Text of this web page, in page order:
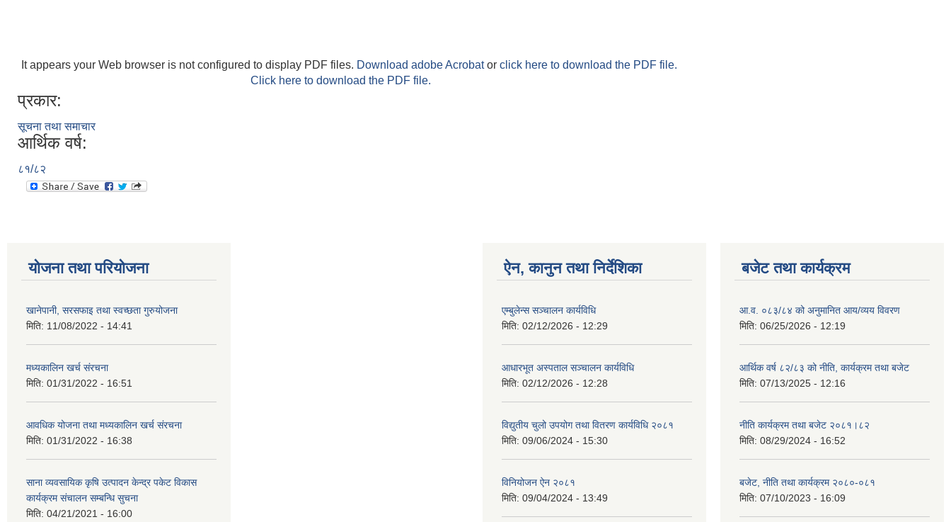
It appears your Web browser is not configured to display PDF files. Download adobe Acrobator click here to download the PDF file.
Click here to download the PDF file.
प्रकार:
सूचना तथा समाचार
आर्थिक वर्ष:
८१/८२
योजना तथा परियोजना
खानेपानी, सरसफाइ तथा स्वच्छता गुरुयोजना
मिति: 11/08/2022 - 14:41
मध्यकालिन खर्च संरचना
मिति: 01/31/2022 - 16:51
आवधिक योजना तथा मध्यकालिन खर्च संरचना
मिति: 01/31/2022 - 16:38
साना व्यवसायिक कृषि उत्पादन केन्द्र पकेट विकास
कार्यक्रम संचालन सम्बन्धि सुचना
मिति: 04/21/2021 - 16:00
ऐन, कानुन तथा निर्देशिका
एम्बुलेन्स सञ्चालन कार्यविधि
मिति: 02/12/2026 - 12:29
आधारभूत अस्पताल सञ्चालन कार्यविधि
मिति: 02/12/2026 - 12:28
विद्युतीय चुलो उपयोग तथा वितरण कार्यविधि २०८१
मिति: 09/06/2024 - 15:30
विनियोजन ऐन २०८१
मिति: 09/04/2024 - 13:49
बजेट तथा कार्यक्रम
आ.व. ०८३/८४ को अनुमानित आय/व्यय विवरण
मिति: 06/25/2026 - 12:19
आर्थिक वर्ष ८२/८३ को नीति, कार्यक्रम तथा बजेट
मिति: 07/13/2025 - 12:16
नीति कार्यक्रम तथा बजेट २०८१।८२
मिति: 08/29/2024 - 16:52
बजेट, नीति तथा कार्यक्रम २०८०-०८१
मिति: 07/10/2023 - 16:09